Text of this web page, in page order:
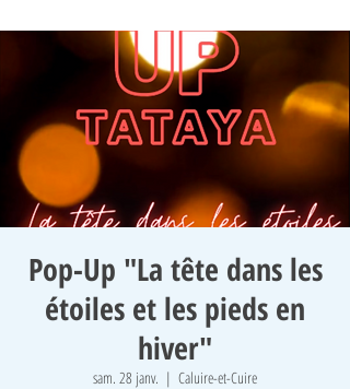
Pop-Up "La tête dans les
étoiles et les pieds en
hiver"
sam. 28 janv.
  |
Caluire-et-Cuire